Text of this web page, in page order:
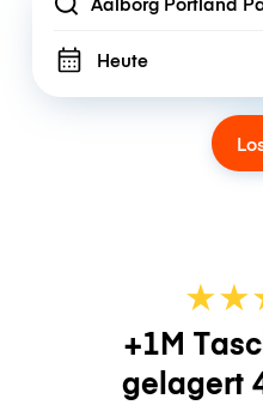
Location
Heute
★★
+1M
gelagert